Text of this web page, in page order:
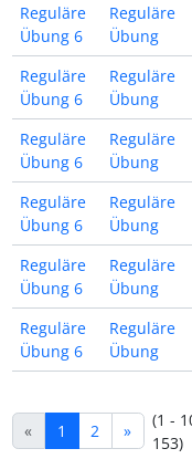
Reguläre
Übung 6
Reguläre
Übung
Reguläre
Übung 6
Reguläre
Übung
Reguläre
Übung 6
Reguläre
Übung
Reguläre
Übung 6
Reguläre
Übung
Reguläre
Übung 6
Reguläre
Übung
Reguläre
Übung 6
Reguläre
Übung
« 1 2 »
(1 -
153)